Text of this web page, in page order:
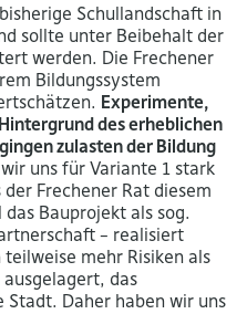
Schullandschaft in
sollte unter Beibehalt der
werden. Die Frechener
Bildungssystem
Experimente,
des erheblichen
zulasten der Bildung
uns für Variante 1 stark
Frechener Rat diesem
Bauprojekt als sog.
– realisiert
mehr Risiken als
das
Daher haben wir uns